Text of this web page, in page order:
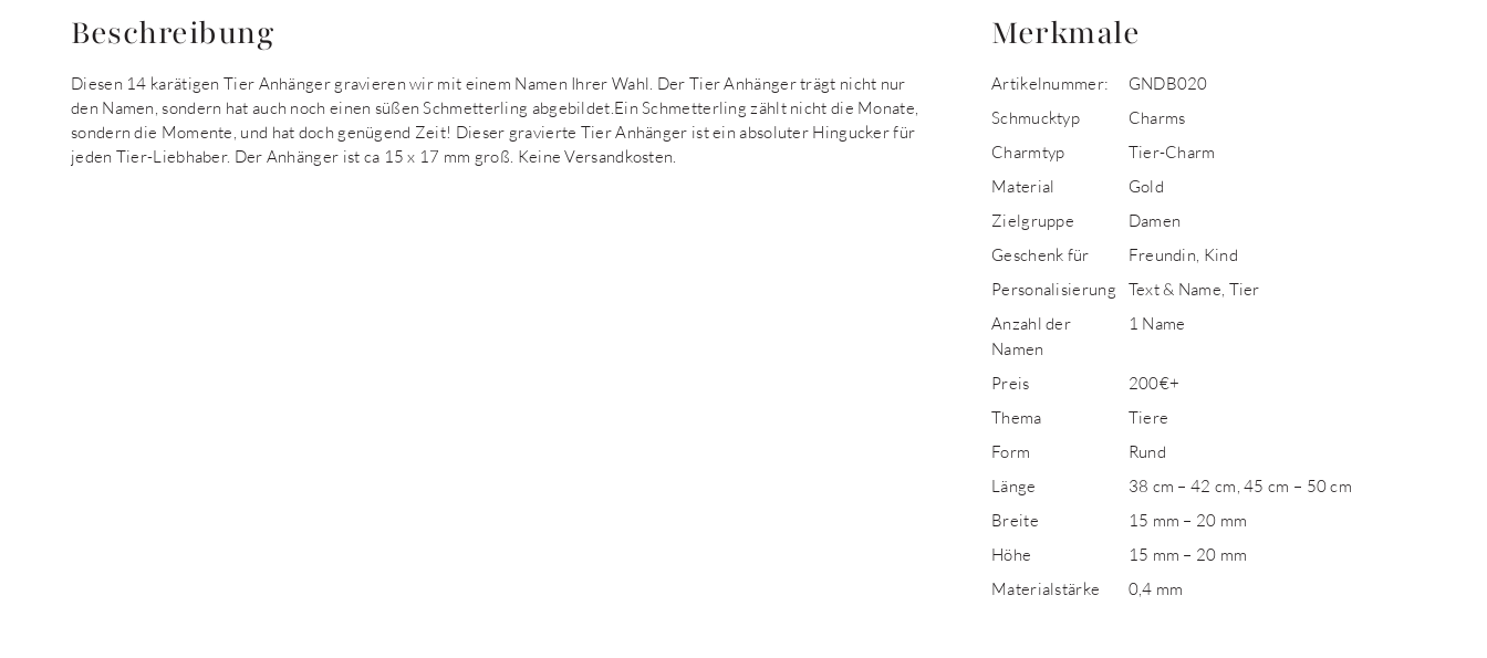
Beschreibung
Diesen 14 karätigen Tier Anhänger gravieren wir mit einem Namen Ihrer Wahl. Der Tier Anhänger trägt nicht nur
den Namen, sondern hat auch noch einen süßen Schmetterling abgebildet.Ein Schmetterling zählt nicht die Monate,
sondern die Momente, und hat doch genügend Zeit! Dieser gravierte Tier Anhänger ist ein absoluter Hingucker für
jeden Tier-Liebhaber. Der Anhänger ist ca 15 x 17 mm groß. Keine Versandkosten.
Merkmale
Artikelnummer:
GNDB020
Schmucktyp
Charms
Charmtyp
Tier-Charm
Material
Gold
Zielgruppe
Damen
Geschenk für
Freundin, Kind
Personalisierung
Text & Name, Tier
Anzahl der
Namen
1 Name
Preis
200€+
Thema
Tiere
Form
Rund
Länge
38 cm – 42 cm, 45 cm – 50 cm
Breite
15 mm – 20 mm
Höhe
15 mm – 20 mm
Materialstärke
0,4 mm